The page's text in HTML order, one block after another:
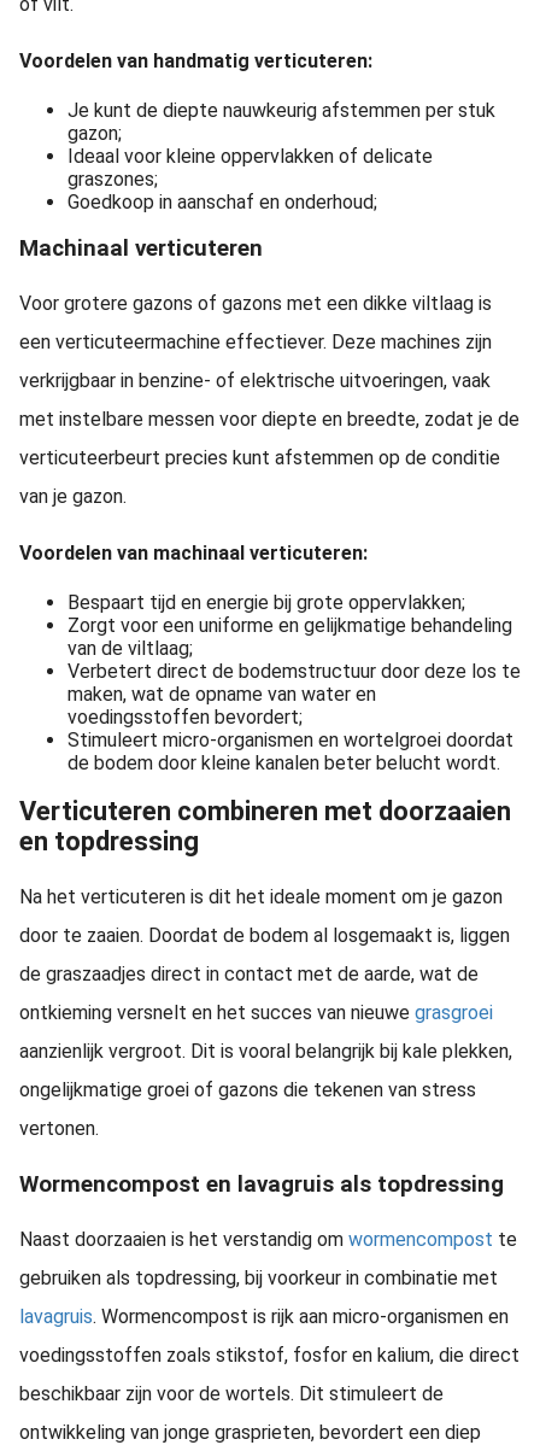
Voordelen van handmatig verticuteren:
Je kunt de diepte nauwkeurig afstemmen per stuk
gazon;
Ideaal voor kleine oppervlakken of delicate
graszones;
Goedkoop in aanschaf en onderhoud;
Machinaal verticuteren
Voor grotere gazons of gazons met een dikke viltlaag is
een verticuteermachine effectiever. Deze machines zijn
verkrijgbaar in benzine- of elektrische uitvoeringen, vaak
met instelbare messen voor diepte en breedte, zodat je de
verticuteerbeurt precies kunt afstemmen op de conditie
van je gazon.
Voordelen van machinaal verticuteren:
Bespaart tijd en energie bij grote oppervlakken;
Zorgt voor een uniforme en gelijkmatige behandeling
van de viltlaag;
Verbetert direct de bodemstructuur door deze los te
maken, wat de opname van water en
voedingsstoffen bevordert;
Stimuleert micro-organismen en wortelgroei doordat
de bodem door kleine kanalen beter belucht wordt.
Verticuteren combineren met doorzaaien
en topdressing
Na het verticuteren is dit het ideale moment om je gazon
door te zaaien. Doordat de bodem al losgemaakt is, liggen
de graszaadjes direct in contact met de aarde, wat de
ontkieming versnelt en het succes van nieuwe grasgroei
aanzienlijk vergroot. Dit is vooral belangrijk bij kale plekken,
ongelijkmatige groei of gazons die tekenen van stress
vertonen.
Wormencompost en lavagruis als topdressing
Naast doorzaaien is het verstandig om wormencompost te
gebruiken als topdressing, bij voorkeur in combinatie met
lavagruis. Wormencompost is rijk aan micro-organismen en
voedingsstoffen zoals stikstof, fosfor en kalium, die direct
beschikbaar zijn voor de wortels. Dit stimuleert de
ontwikkeling van jonge grasprieten, bevordert een diep